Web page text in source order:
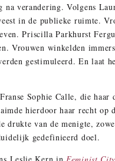
na verandering. Volgens
in de publieke ruimte.
Priscilla Parkhurst
Vrouwen winkelden
gestimuleerd. En laat
Sophie Calle, die haar
hierdoor haar recht op
drukte van de menigte,
gedefinieerd doel.